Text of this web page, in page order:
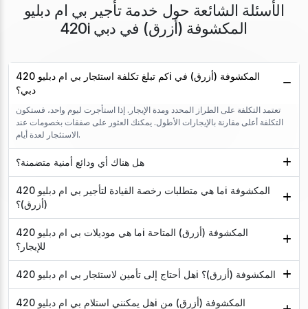
الأسئلة الشائعة حول خدمة تأجير بي ام دبليو
420i المكشوفة (أزرق) في دبي
كم تبلغ تكلفة استئجار بي ام دبليو 420i المكشوفة (أزرق) في
دبي؟
تعتمد التكلفة على الطراز المحدد ومدة الإيجار. إذا استأجرت ليوم واحد، فستكون
التكلفة أعلى مقارنة بالإيجارات الأطول. يمكنك العثور على صفقات بخصومات عند
الاستئجار لعدة أيام.
هل هناك أي ودائع أمنية متضمنة؟
ما هي متطلبات رخصة القيادة لتأجير بي ام دبليو 420i المكشوفة
(أزرق)؟
ما هي موديلات بي ام دبليو 420i المكشوفة (أزرق) المتاحة
للإيجار؟
هل أحتاج إلى تأمين لاستئجار بي ام دبليو 420i المكشوفة (أزرق)؟
هل يمكنني استلام بي ام دبليو 420i المكشوفة (أزرق) من